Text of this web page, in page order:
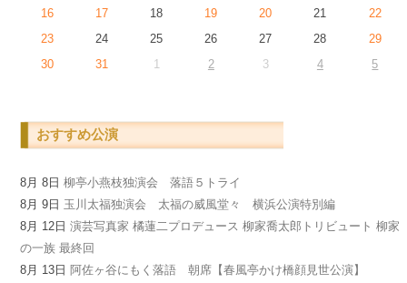
16
17 18 19 20 21
22
23
24 25 26 27 28
29
30
31 1 2 3 4 5
おすすめ公演
8月 8日柳亭小燕枝独演会 落語５トライ
8月 9日 玉川太福独演会 太福の威風堂々 横浜公演特別編
8月 12日演芸写真家 橘蓮二プロデュース 柳家喬太郎トリビュート 柳家
の一族 最終回
8月 13日阿佐ヶ谷にもく落語 朝席【春風亭かけ橋顔見世公演】